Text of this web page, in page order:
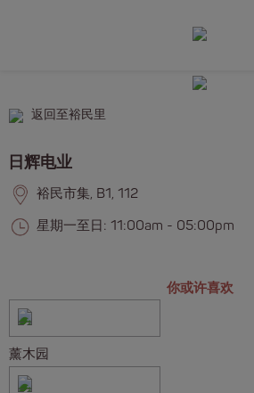
返回至裕民里
日辉电业
裕民市集, B1, 112
星期一至日: 11:00am - 05:00pm
你或许喜欢
薰木园